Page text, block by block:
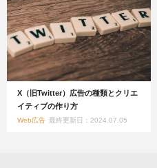
X（旧Twitter）広告の種類とクリエ
イティブの作り方
Web広告 最終更新日：2024.07.05